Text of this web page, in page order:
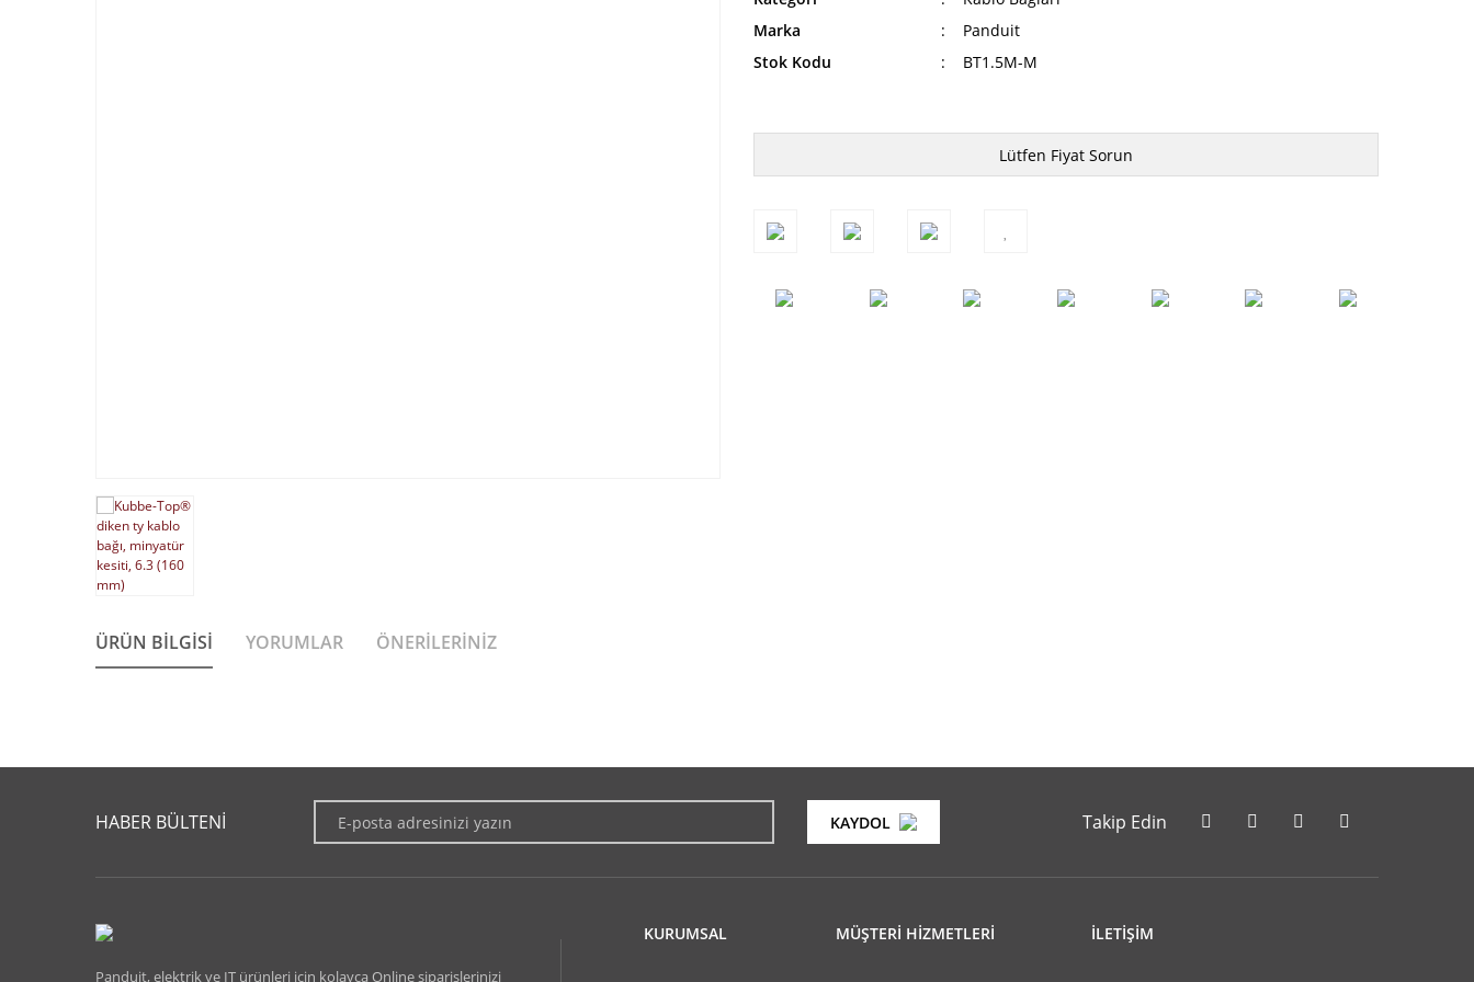
Marka
Panduit
Stok Kodu
BT1.5M-M
Lütfen Fiyat Sorun
ÜRÜN BILGISI YORUMLAR ÖNERILERINIZ
Yorum Yaz
Görüş ve önerileriniz için teşekkür ederiz.
Ürün açıklamasında eksik bilgiler bulunuyor.
Bu ürüne benzer farklı alternatifler olmalı.
HABER BÜLTENİ KAYDOL Takip Edin
Panduit, elektrik ve IT ürünleri için kolayca Online siparişlerinizi
KURUMSAL MÜŞTERİ HİZMETLERİ İLETİŞİM